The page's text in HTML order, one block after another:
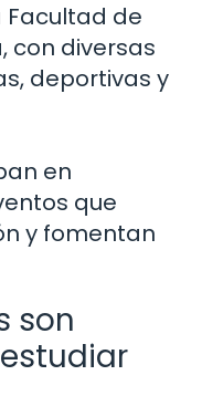
Facultad de
con diversas
deportivas y
en
que
y fomentan
son